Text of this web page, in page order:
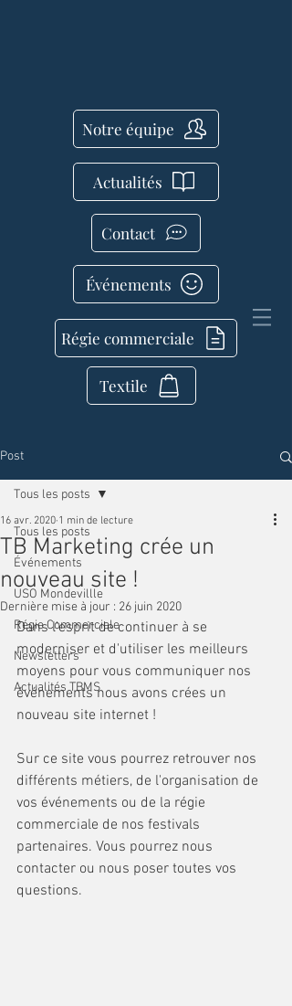
Notre équipe
Actualités
Contact
Événements
Régie commerciale
Textile
Post
Tous les posts
Événements
USO Mondevillle
Régie Commerciale
Newsletters
Actualités TBMS
Tous les posts
TB Marketing crée un
nouveau site !
16 avr. 2020 1 min de lecture
Dernière mise à jour : 26 juin 2020
Dans l'esprit de continuer à se
moderniser et d'utiliser les meilleurs
moyens pour vous communiquer nos
événements nous avons crées un
nouveau site internet !
Sur ce site vous pourrez retrouver nos
différents métiers, de l'organisation de
vos événements ou de la régie
commerciale de nos festivals
partenaires. Vous pourrez nous
contacter ou nous poser toutes vos
questions.